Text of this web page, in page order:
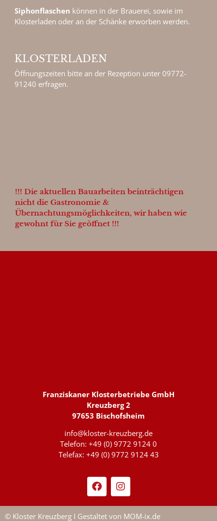
Siphonflaschen können in der Brauerei, sowie im
Klosterladen oder an der Schänke erworben werden.
KLOSTERLADEN
Öffnungszeiten bitte an der Rezeption unter 09772-
91240 erfragen.
!!! Die aktuellen Bauarbeiten beinträchtigen
nicht die Gastronomie &
Übernachtungsmöglichkeiten, wir haben wie
gewohnt für Sie geöffnet !!!
Franziskaner Klosterbetriebe GmbH
Kreuzberg 2
97653 Bischofsheim
info@kloster-kreuzberg.de
Telefon: +49 (0) 9772 9124 0
Telefax: +49 (0) 9772 9124 43
© Kloster Kreuzberg I Gestaltet von MOM-ix.de